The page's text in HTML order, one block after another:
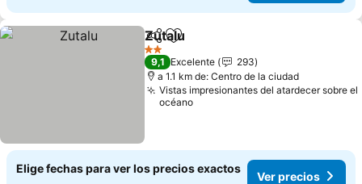
CompartirAgregar a favoritos
Zutalu
2 Estrellas
9,1 Excelente
293
a 1.1 km de: Centro de la ciudad
Vistas impresionantes del atardecer sobre el
océano
Elige fechas para ver los precios exactos
Ver precios